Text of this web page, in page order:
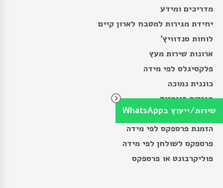
מדריכים ומידע
יחידת מגירות למטבח לארון קיים
לוחות סנדוויץ’
ארונות שירות מעץ
פלקסיגלס לפי מידה
כוננית נמוכה
מגירות פנימיות
הנחיות למדידת ארון
הזמנת פרספקס לפי מידה
פרספקס לשולחן לפי מידה
פוליקרבונט או פרספקס
שירות/ייעוץ בWhatsApp